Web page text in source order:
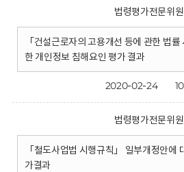
법령평가전문위
「건설근로자의 고용개선 등에 관한 법
한 개인정보 침해요인 평가 결과
2020-02-24
법령평가전문위
「철도사업법 시행규칙」 일부개정안에
가결과